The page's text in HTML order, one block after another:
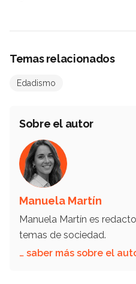
Temas relacionados
Edadismo
Sobre el autor
Manuela Martín
Manuela Martín es
temas de sociedad.
… saber más sobre el